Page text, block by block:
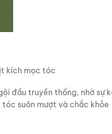
kích mọc tóc
đầu truyền thống, nhờ sự
suôn mượt và chắc khỏe